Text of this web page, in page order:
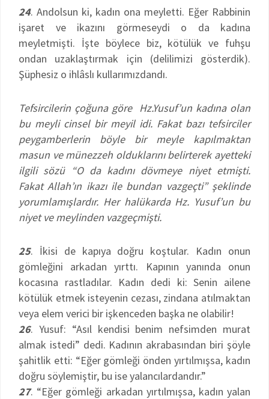
24. Andolsun ki, kadın ona meyletti. Eğer Rabbinin
işaret ve ikazını görmeseydi o da kadına
meyletmişti. İşte böylece biz, kötülük ve fuhşu
ondan uzaklaştırmak için (delilimizi gösterdik).
Şüphesiz o ihlâslı kullarımızdandı.
Tefsircilerin çoğuna göre Hz.Yusuf’un kadına olan
bu meyli cinsel bir meyil idi. Fakat bazı tefsirciler
peygamberlerin böyle bir meyle kapılmaktan
masun ve münezzeh olduklarını belirterek ayetteki
ilgili sözü “O da kadını dövmeye niyet etmişti.
Fakat Allah’ın ikazı ile bundan vazgeçti” şeklinde
yorumlamışlardır. Her halükarda Hz. Yusuf’un bu
niyet ve meylinden vazgeçmişti.
25. İkisi de kapıya doğru koştular. Kadın onun
gömleğini arkadan yırttı. Kapının yanında onun
kocasına rastladılar. Kadın dedi ki: Senin ailene
kötülük etmek isteyenin cezası, zindana atılmaktan
veya elem verici bir işkenceden başka ne olabilir!
26. Yusuf: “Asıl kendisi benim nefsimden murat
almak istedi” dedi. Kadının akrabasından biri şöyle
şahitlik etti: “Eğer gömleği önden yırtılmışsa, kadın
doğru söylemiştir, bu ise yalancılardandır.”
27. “Eğer gömleği arkadan yırtılmışsa, kadın yalan